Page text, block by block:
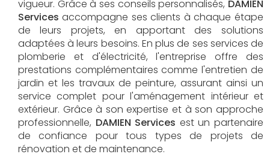
vigueur. Grâce à ses conseils personnalisés, DAMIEN
Services accompagne ses clients à chaque étape
de leurs projets, en apportant des solutions
adaptées à leurs besoins. En plus de ses services de
plomberie et d'électricité, l'entreprise offre des
prestations complémentaires comme l'entretien de
jardin et les travaux de peinture, assurant ainsi un
service complet pour l'aménagement intérieur et
extérieur. Grâce à son expertise et à son approche
professionnelle, DAMIEN Services​​​​​​​ est un partenaire
de confiance pour tous types de projets de
rénovation et de maintenance.